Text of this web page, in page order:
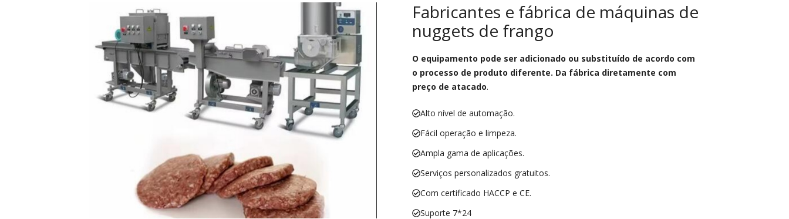
Fabricantes e fábrica de máquinas de
nuggets de frango
O equipamento pode ser adicionado ou substituído de acordo com
o processo de produto diferente. Da fábrica diretamente com
preço de atacado.
Alto nível de automação.
Fácil operação e limpeza.
Ampla gama de aplicações.
Serviços personalizados gratuitos.
Com certificado HACCP e CE.
Suporte 7*24